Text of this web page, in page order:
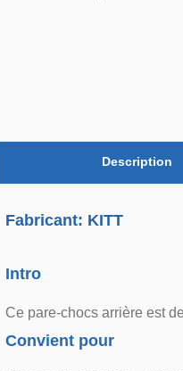
Description
Fabricant: KITT
Intro
Ce pare-chocs arrière est
Convient pour